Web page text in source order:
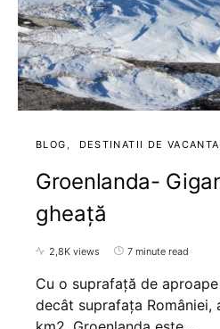
BLOG DESTINATII DE VACANTA
Groenlanda-
gheață
2,8K views 7 minute read
Cu o suprafață de
decât suprafața României,